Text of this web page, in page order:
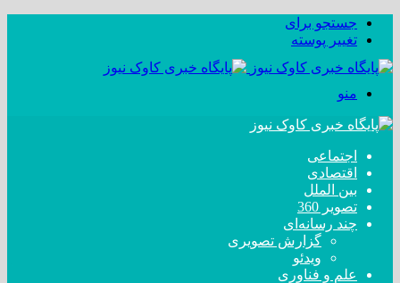
جستجو برای
تغییر پوسته
منو
اجتماعی
اقتصادی
بین الملل
تصویر 360
چند رسانه‌ای
گزارش تصویری
ویدئو
علم و فناوری